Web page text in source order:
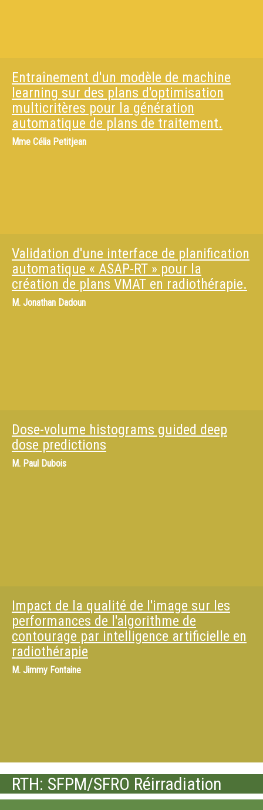
Entraînement d'un modèle de machine
learning sur des plans d'optimisation
multicritères pour la génération
automatique de plans de traitement.
Mme Célia Petitjean
Validation d'une interface de planification
automatique « ASAP-RT » pour la
création de plans VMAT en radiothérapie.
M. Jonathan Dadoun
Dose-volume histograms guided deep
dose predictions
M. Paul Dubois
Impact de la qualité de l'image sur les
performances de l'algorithme de
contourage par intelligence artificielle en
radiothérapie
M. Jimmy Fontaine
RTH: SFPM/SFRO Réirradiation